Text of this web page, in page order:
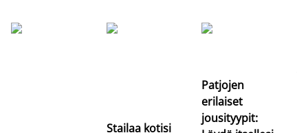
Stailaa kotisi
Patjojen
erilaiset
jousityypit: